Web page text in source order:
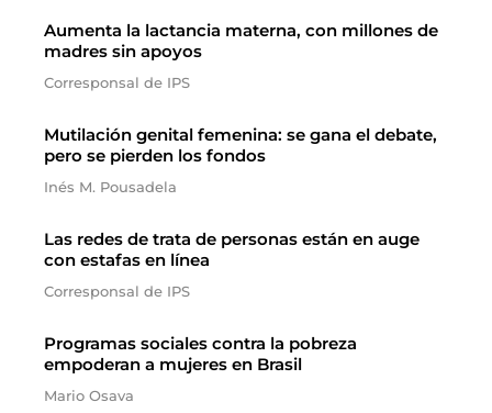
Aumenta la lactancia materna, con millones de
madres sin apoyos
Corresponsal de IPS
Mutilación genital femenina: se gana el debate,
pero se pierden los fondos
Inés M. Pousadela
Las redes de trata de personas están en auge
con estafas en línea
Corresponsal de IPS
Programas sociales contra la pobreza
empoderan a mujeres en Brasil
Mario Osava